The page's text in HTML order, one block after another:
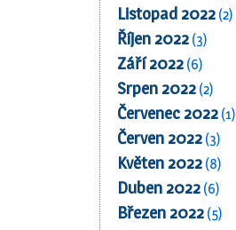
Listopad 2022 (2)
Říjen 2022 (3)
Září 2022 (6)
Srpen 2022 (2)
Červenec 2022 (1)
Červen 2022 (3)
Květen 2022 (8)
Duben 2022 (6)
Březen 2022 (5)